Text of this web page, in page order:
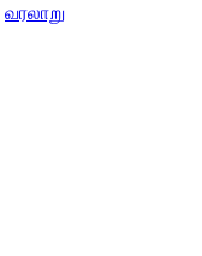
வரலாறு